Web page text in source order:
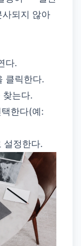
되지 않아
다.
클릭한다.
찾는다.
한다(예:
설정한다.